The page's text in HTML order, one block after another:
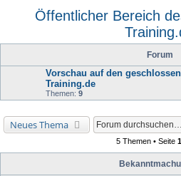
Öffentlicher Bereich
Forum
Vorschau auf den
Training.de
Themen: 9
Neues Thema
5 Themen • Seite 1